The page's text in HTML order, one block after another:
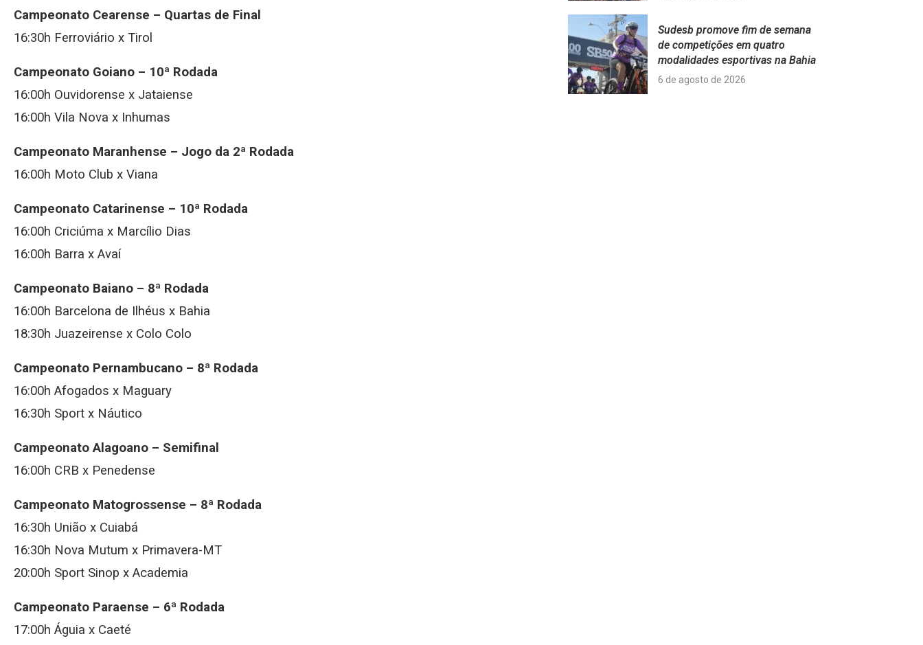
Campeonato Cearense – Quartas de Final
16:30h Ferroviário x Tirol
Campeonato Goiano – 10ª Rodada
16:00h Ouvidorense x Jataiense
16:00h Vila Nova x Inhumas
Campeonato Maranhense – Jogo da 2ª Rodada
16:00h Moto Club x Viana
Campeonato Catarinense – 10ª Rodada
16:00h Criciúma x Marcílio Dias
16:00h Barra x Avaí
Campeonato Baiano – 8ª Rodada
16:00h Barcelona de Ilhéus x Bahia
18:30h Juazeirense x Colo Colo
Campeonato Pernambucano – 8ª Rodada
16:00h Afogados x Maguary
16:30h Sport x Náutico
Campeonato Alagoano – Semifinal
16:00h CRB x Penedense
Campeonato Matogrossense – 8ª Rodada
16:30h União x Cuiabá
16:30h Nova Mutum x Primavera-MT
20:00h Sport Sinop x Academia
Campeonato Paraense – 6ª Rodada
17:00h Águia x Caeté
Sudesb promove fim de semana
de competições em quatro
modalidades esportivas na Bahia
6 de agosto de 2026